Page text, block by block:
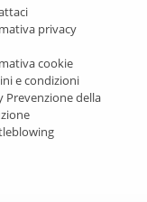
privacy
cookie
e condizioni
Prevenzione della